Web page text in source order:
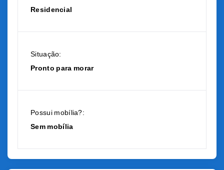
Residencial
Situação:
Pronto para morar
Possui mobília?:
Sem mobília